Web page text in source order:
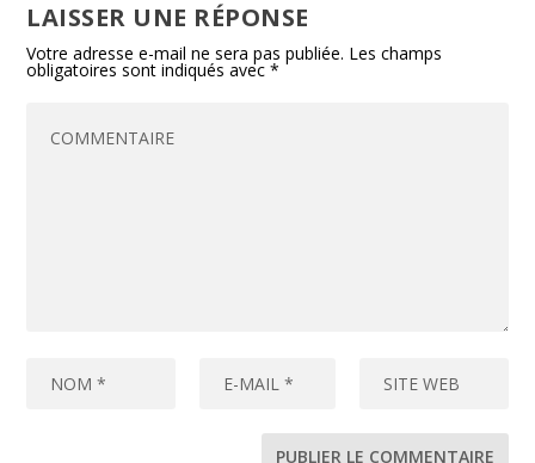
LAISSER UNE RÉPONSE
Votre adresse e-mail ne sera pas publiée. Les champs
obligatoires sont indiqués avec*